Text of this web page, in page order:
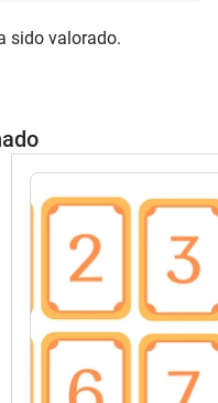
sido valorado.